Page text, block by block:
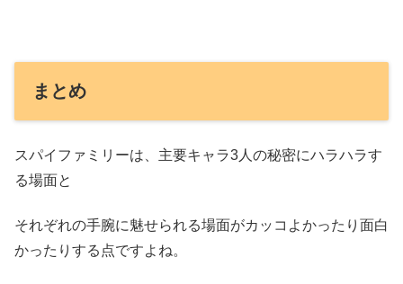
まとめ
スパイファミリーは、主要キャラ3人の秘密にハラハラす
る場面と
それぞれの手腕に魅せられる場面がカッコよかったり面白
かったりする点ですよね。